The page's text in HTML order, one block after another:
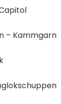
– Kammgarn